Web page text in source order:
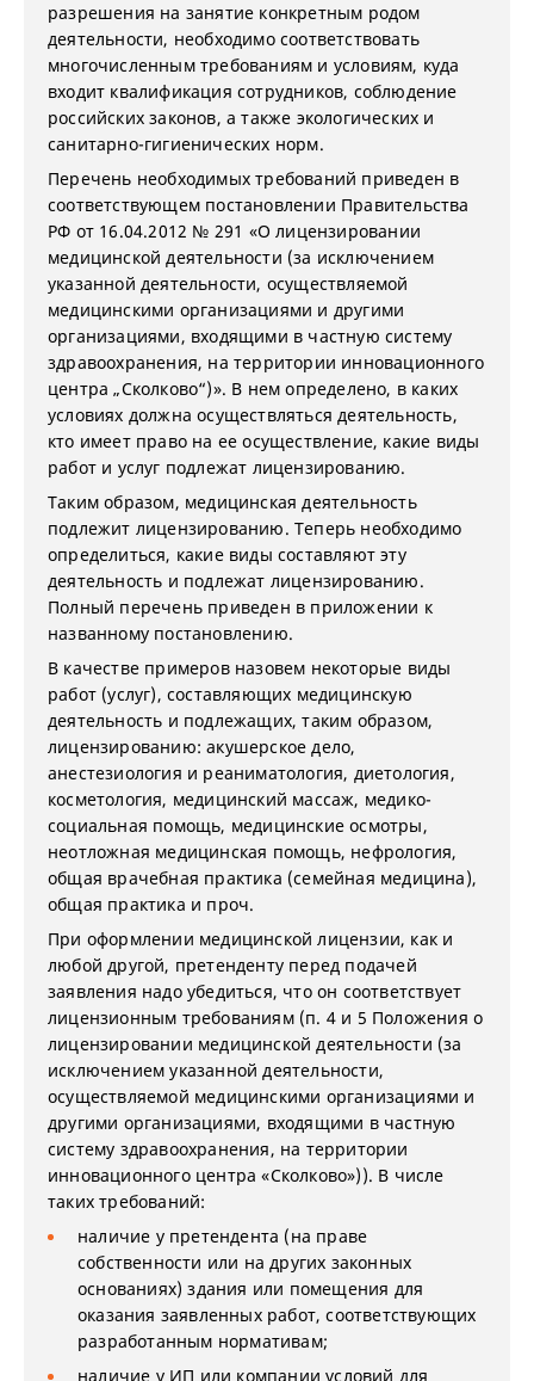
разрешения на занятие конкретным родом
деятельности, необходимо соответствовать
многочисленным требованиям и условиям, куда
входит квалификация сотрудников, соблюдение
российских законов, а также экологических и
санитарно-гигиенических норм.
Перечень необходимых требований приведен в
соответствующем постановлении Правительства
РФ от 16.04.2012 № 291 «О лицензировании
медицинской деятельности (за исключением
указанной деятельности, осуществляемой
медицинскими организациями и другими
организациями, входящими в частную систему
здравоохранения, на территории инновационного
центра „Сколково“)». В нем определено, в каких
условиях должна осуществляться деятельность,
кто имеет право на ее осуществление, какие виды
работ и услуг подлежат лицензированию.
Таким образом, медицинская деятельность
подлежит лицензированию. Теперь необходимо
определиться, какие виды составляют эту
деятельность и подлежат лицензированию.
Полный перечень приведен в приложении к
названному постановлению.
В качестве примеров назовем некоторые виды
работ (услуг), составляющих медицинскую
деятельность и подлежащих, таким образом,
лицензированию: акушерское дело,
анестезиология и реаниматология, диетология,
косметология, медицинский массаж, медико-
социальная помощь, медицинские осмотры,
неотложная медицинская помощь, нефрология,
общая врачебная практика (семейная медицина),
общая практика и проч.
При оформлении медицинской лицензии, как и
любой другой, претенденту перед подачей
заявления надо убедиться, что он соответствует
лицензионным требованиям (п. 4 и 5 Положения о
лицензировании медицинской деятельности (за
исключением указанной деятельности,
осуществляемой медицинскими организациями и
другими организациями, входящими в частную
систему здравоохранения, на территории
инновационного центра «Сколково»)). В числе
таких требований:
наличие у претендента (на праве
собственности или на других законных
основаниях) здания или помещения для
оказания заявленных работ, соответствующих
разработанным нормативам;
наличие у ИП или компании условий для